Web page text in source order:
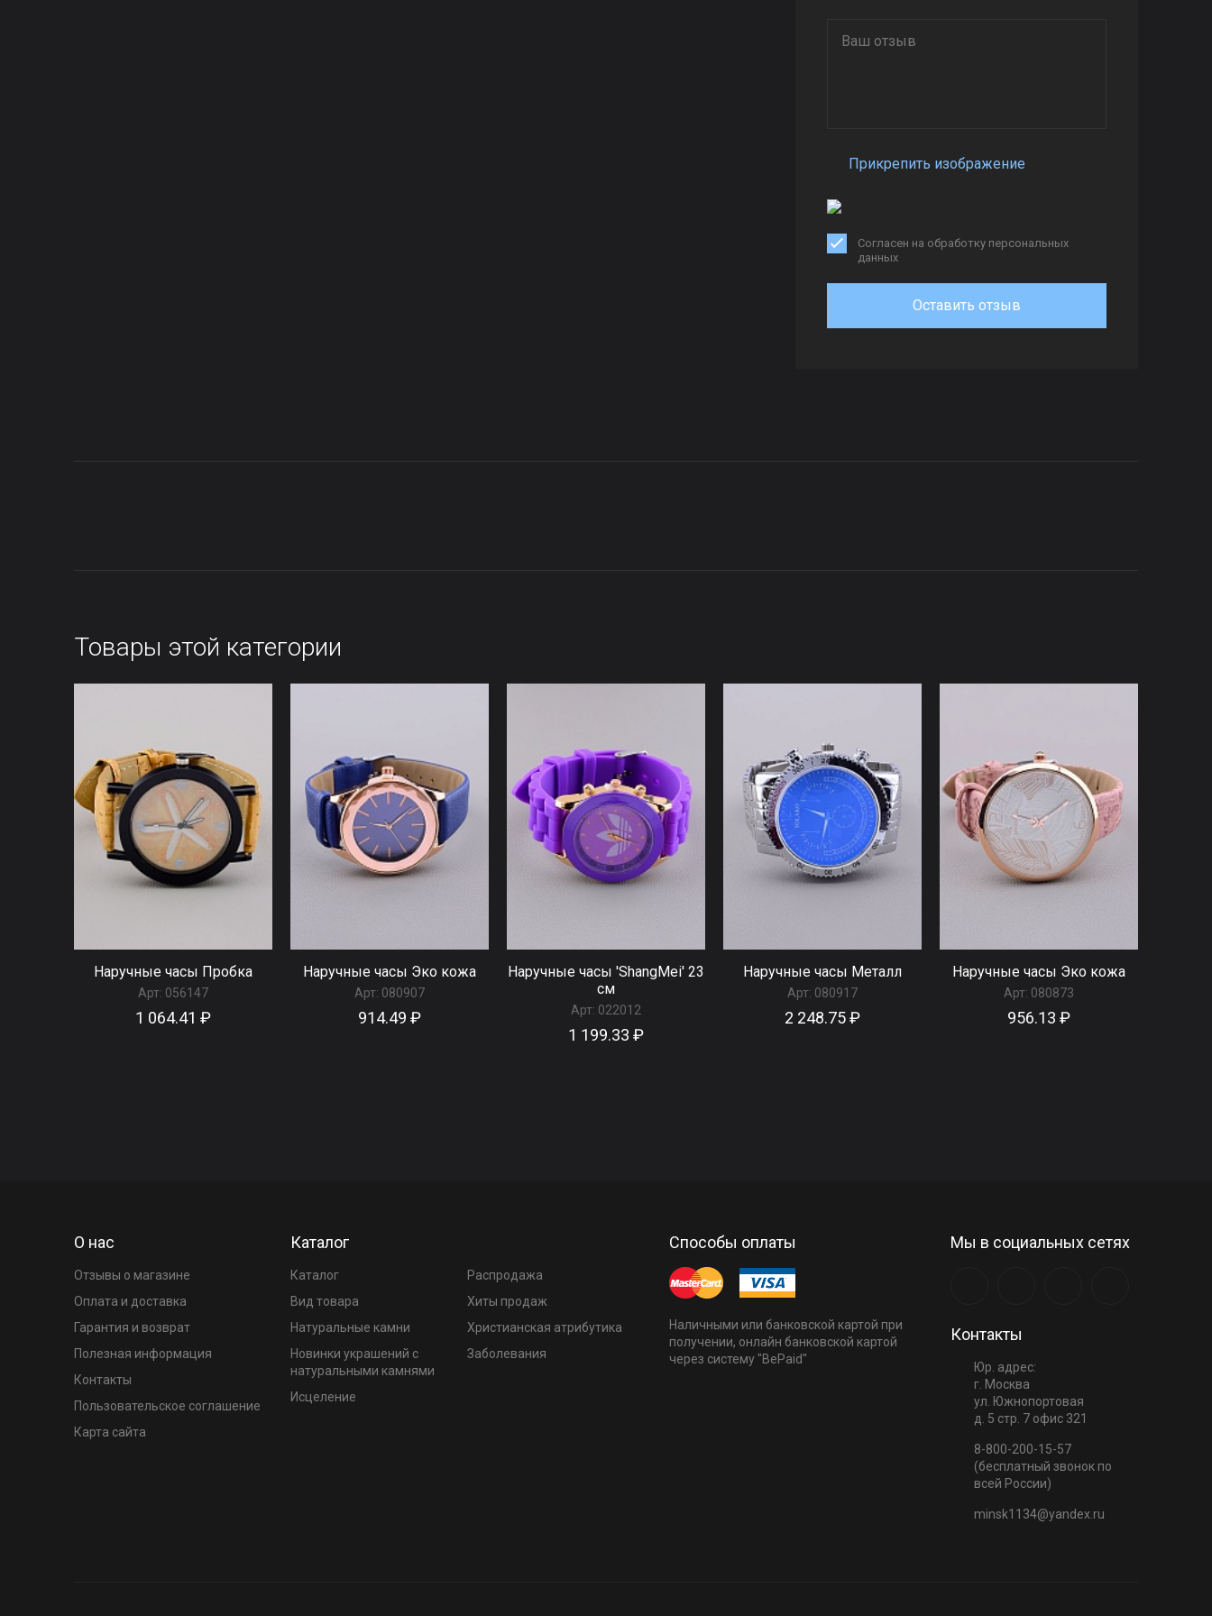
Прикрепить изображение
Согласен на обработку персональных
данных
Оставить отзыв
Товары этой категории
Наручные часы Пробка
Арт: 056147
1 064.41 ₽
Наручные часы Эко кожа
Арт: 080907
914.49 ₽
Наручные часы 'ShangMei' 23
см
Арт: 022012
1 199.33 ₽
Наручные часы Металл
Арт: 080917
2 248.75 ₽
Наручные часы Эко кожа
Арт: 080873
956.13 ₽
О нас
Отзывы о магазине
Оплата и доставка
Гарантия и возврат
Полезная информация
Контакты
Пользовательское соглашение
Карта сайта
Каталог
Каталог
Вид товара
Натуральные камни
Новинки украшений с
натуральными камнями
Распродажа
Хиты продаж
Христианская атрибутика
Заболевания
Исцеление
Способы оплаты
Наличными или банковской картой при
получении, онлайн банковской картой
через систему "BePaid"
Мы в социальных сетях
Контакты
Юр. адрес:
г. Москва
ул. Южнопортовая
д. 5 стр. 7 офис 321
8-800-200-15-57
(бесплатный звонок по
всей России)
minsk1134@yandex.ru